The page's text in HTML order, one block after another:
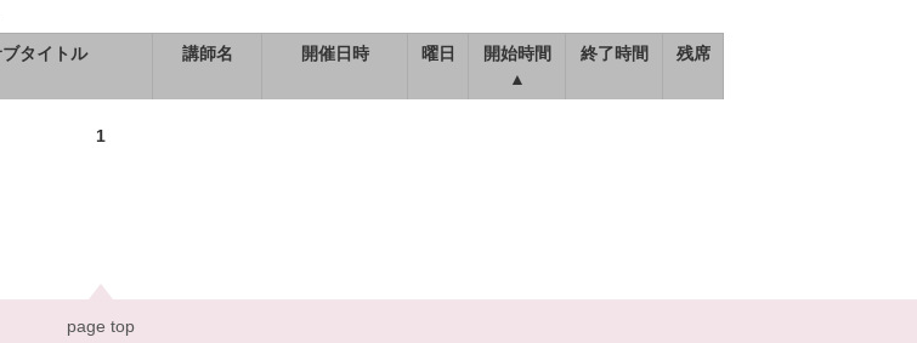
タイトル 講師名 開催日時 曜日
開始時間
▲
終了時間 残席
1
page top